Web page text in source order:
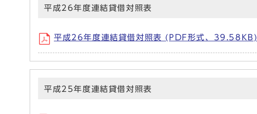
平成26年度連結貸借対照表
平成26年度連結貸借対照表 (PDF形式、39.58KB)
平成25年度連結貸借対照表